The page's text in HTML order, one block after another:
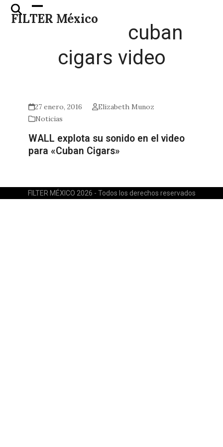
Skip
FILTER México
Open
mobile
Close
mobile
cuban
cigars video
27 enero, 2016
Elizabeth Munoz
Noticias
WALL explota su sonido en el video
para «Cuban Cigars»
FILTER MÉXICO 2026 - Todos los derechos reservados